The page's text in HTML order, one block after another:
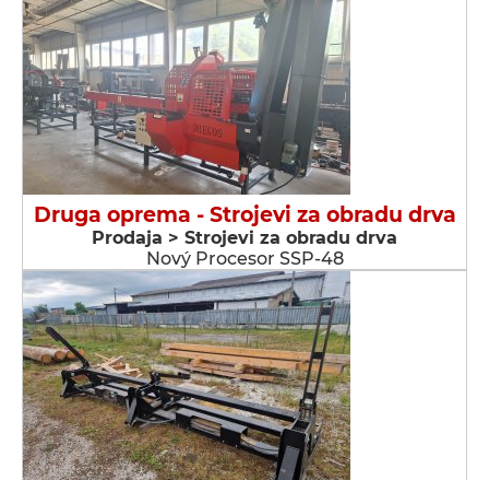
Druga oprema - Strojevi za obradu drva
Prodaja > Strojevi za obradu drva
Nový Procesor SSP-48